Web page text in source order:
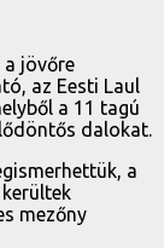
jövőre
az Eesti Laul
a 11 tagú
dalokat.
a
mezőny